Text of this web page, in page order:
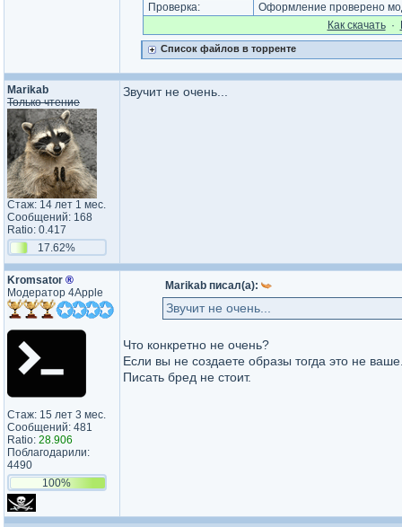
Проверка:
Оформление проверено
Как cкачать·
Список файлов в торренте
Marikab
Только чтение
Стаж: 14 лет 1 мес.
Сообщений: 168
Ratio: 0.417
17.62%
Звучит не очень...
Kromsator ®
Модератор 4Apple
Стаж: 15 лет 3 мес.
Сообщений: 481
Ratio: 28.906
Поблагодарили:
4490
100%
Marikab писал(а):
Звучит не очень...
Что конкретно не очень?
Если вы не создаете образы тогда это не
Писать бред не стоит.